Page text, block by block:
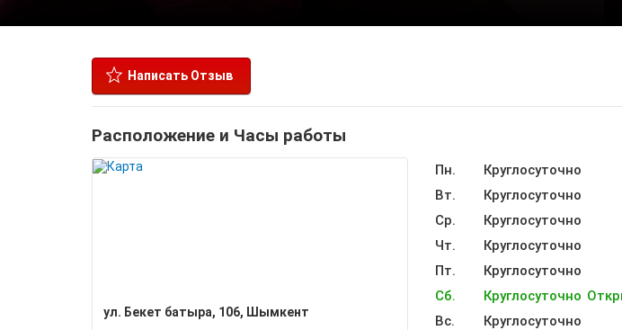
Написать Отзыв
Расположение и Часы работы
ул. Бекет батыра, 106, Шымкент
Пн.
Круглосуточно
Вт.
Круглосуточно
Ср.
Круглосуточно
Чт.
Круглосуточно
Пт.
Круглосуточно
Сб.
Круглосуточно
Вс.
Круглосуточно